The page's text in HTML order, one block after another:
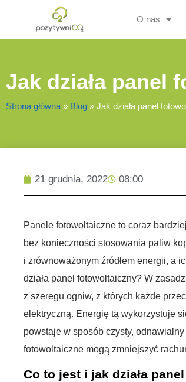
O nas
Jak działa panel
Strona główna » Blog » Jak działa panel
21 grudnia, 2022 08:00
Panele fotowoltaiczne to coraz
bez konieczności stosowania paliw
i zrównoważonym źródłem energii, a
działa panel fotowoltaiczny? W
z szeregu ogniw, z których każde
elektryczną. Energię tą wykorzystuje
powstaje w sposób czysty,
fotowoltaiczne mogą zmniejszyć
Co to jest i jak działa